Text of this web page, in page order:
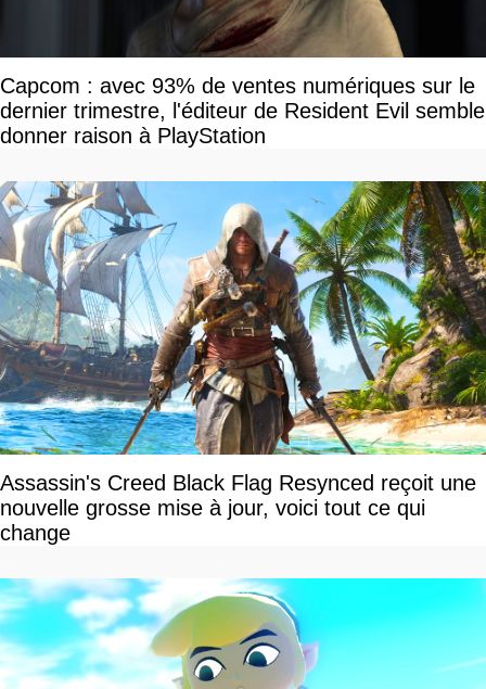
Capcom : avec 93% de ventes numériques sur le
dernier trimestre, l'éditeur de Resident Evil semble
donner raison à PlayStation
Assassin's Creed Black Flag Resynced reçoit une
nouvelle grosse mise à jour, voici tout ce qui
change